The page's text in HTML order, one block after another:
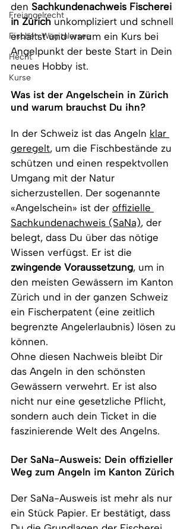
Freiangelrecht
Fischen Wägitalersee
Hecht
Kurse
den Sachkundenachweis Fischerei
in Zürich unkompliziert und schnell
erhältst und warum ein Kurs bei
Angelpunkt der beste Start in Dein
neues Hobby ist.
Was ist der Angelschein in Zürich
und warum brauchst Du ihn?
In der Schweiz ist das Angeln klar
geregelt, um die Fischbestände zu
schützen und einen respektvollen
Umgang mit der Natur
sicherzustellen. Der sogenannte
«Angelschein» ist der offizielle
Sachkundenachweis (SaNa), der
belegt, dass Du über das nötige
Wissen verfügst. Er ist die
zwingende Voraussetzung, um in
den meisten Gewässern im Kanton
Zürich und in der ganzen Schweiz
ein Fischerpatent (eine zeitlich
begrenzte Angelerlaubnis) lösen zu
können.
Ohne diesen Nachweis bleibt Dir
das Angeln in den schönsten
Gewässern verwehrt. Er ist also
nicht nur eine gesetzliche Pflicht,
sondern auch dein Ticket in die
faszinierende Welt des Angelns.
Der SaNa-Ausweis: Dein offizieller
Weg zum Angeln im Kanton Zürich
Der SaNa-Ausweis ist mehr als nur
ein Stück Papier. Er bestätigt, dass